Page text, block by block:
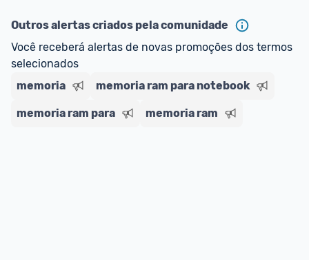
Outros alertas criados pela comunidade
Você receberá alertas de novas promoções dos termos
selecionados
memoria
memoria ram para notebook
memoria ram para memoria ram